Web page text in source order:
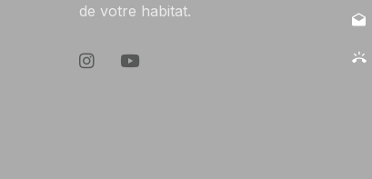
de votre habitat.